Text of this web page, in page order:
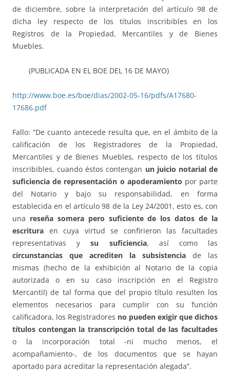
de diciembre, sobre la interpretación del artículo 98 de
dicha ley respecto de los títulos inscribibles en los
Registros de la Propiedad, Mercantiles y de Bienes
Muebles.
(PUBLICADA EN EL BOE DEL 16 DE MAYO)
http://www.boe.es/boe/dias/2002-05-16/pdfs/A17680-
17686.pdf
Fallo: “De cuanto antecede resulta que, en el ámbito de la
calificación de los Registradores de la Propiedad,
Mercantiles y de Bienes Muebles, respecto de los títulos
inscribibles, cuando éstos contengan un juicio notarial de
suficiencia de representación o apoderamiento por parte
del Notario y bajo su responsabilidad, en forma
establecida en el artículo 98 de la Ley 24/2001, esto es, con
una reseña somera pero suficiente de los datos de la
escritura en cuya virtud se confirieron las facultades
representativas ysu suficiencia, así como las
circunstancias que acrediten la subsistencia de las
mismas (hecho de la exhibición al Notario de la copia
autorizada o en su caso inscripción en el Registro
Mercantil) de tal forma que del propio título resulten los
elementos necesarios para cumplir con su función
calificadora, los Registradores no pueden exigir que dichos
títulos contengan la transcripción total de las facultades
o la incorporación total -ni mucho menos, el
acompañamiento-, de los documentos que se hayan
aportado para acreditar la representación alegada”.